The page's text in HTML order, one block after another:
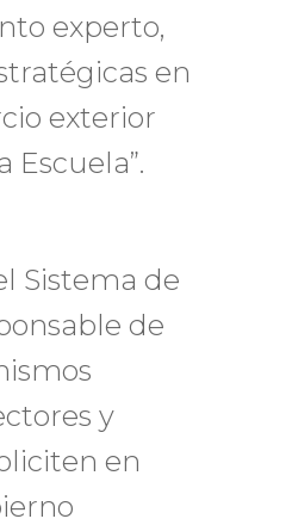
experto,
en
exterior
Sistema de
de
y
en